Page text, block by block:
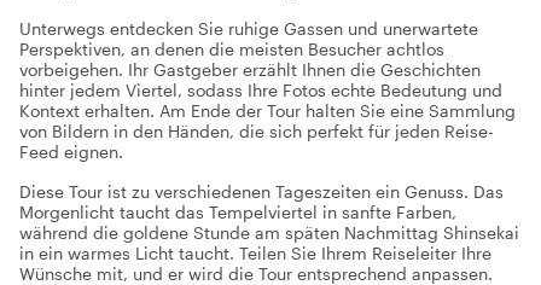
Unterwegs entdecken Sie ruhige Gassen und unerwartete
Perspektiven, an denen die meisten Besucher achtlos
vorbeigehen. Ihr Gastgeber erzählt Ihnen die Geschichten
hinter jedem Viertel, sodass Ihre Fotos echte Bedeutung und
Kontext erhalten. Am Ende der Tour halten Sie eine Sammlung
von Bildern in den Händen, die sich perfekt für jeden Reise-
Feed eignen.
Diese Tour ist zu verschiedenen Tageszeiten ein Genuss. Das
Morgenlicht taucht das Tempelviertel in sanfte Farben,
während die goldene Stunde am späten Nachmittag Shinsekai
in ein warmes Licht taucht. Teilen Sie Ihrem Reiseleiter Ihre
Wünsche mit, und er wird die Tour entsprechend anpassen.